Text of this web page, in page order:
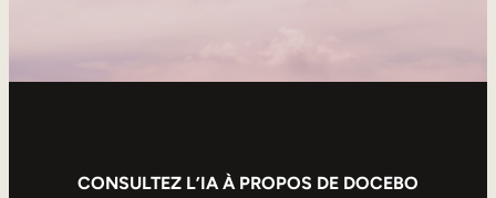
CONSULTEZ L’IA À PROPOS DE DOCEBO